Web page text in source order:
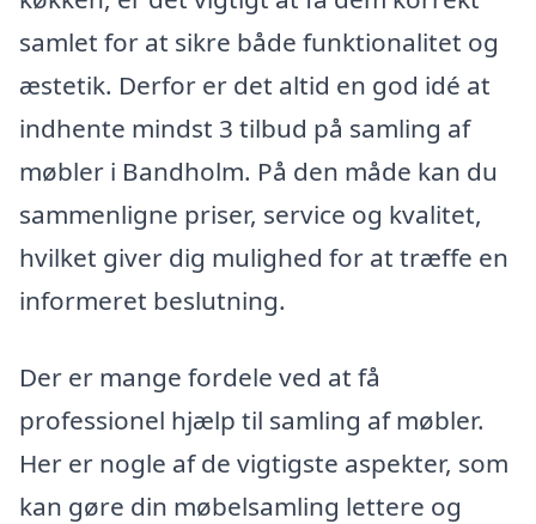
samlet for at sikre både funktionalitet og
æstetik. Derfor er det altid en god idé at
indhente mindst 3 tilbud på samling af
møbler i Bandholm. På den måde kan du
sammenligne priser, service og kvalitet,
hvilket giver dig mulighed for at træffe en
informeret beslutning.
Der er mange fordele ved at få
professionel hjælp til samling af møbler.
Her er nogle af de vigtigste aspekter, som
kan gøre din møbelsamling lettere og